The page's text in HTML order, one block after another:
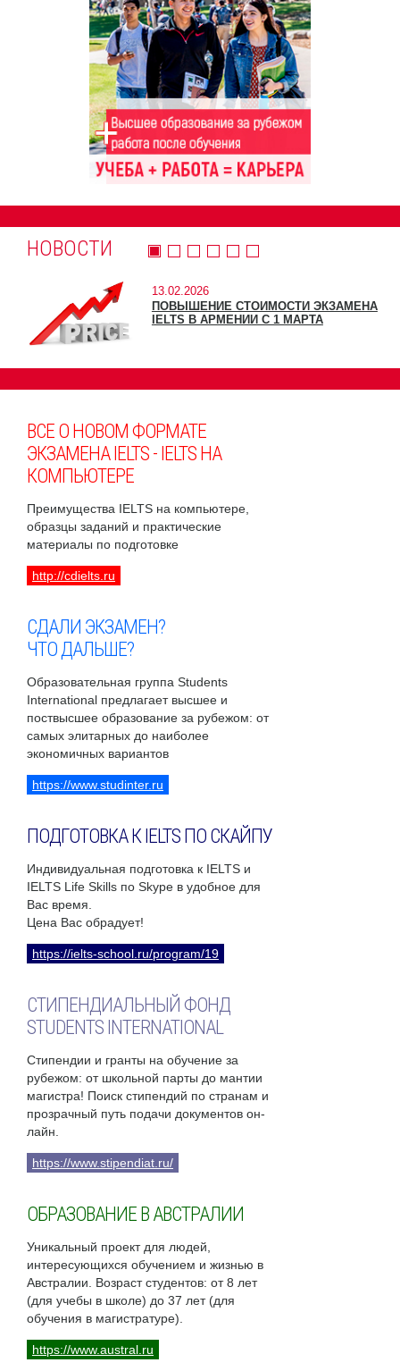
НОВОСТИ
13.02.2026
ПОВЫШЕНИЕ СТОИМОСТИ ЭКЗАМЕНА
IELTS В АРМЕНИИ С 1 МАРТА
ВСЕ О НОВОМ ФОРМАТЕ
ЭКЗАМЕНА IELTS - IELTS НА
КОМПЬЮТЕРЕ
Преимущества IELTS на компьютере,
образцы заданий и практические
материалы по подготовке
http://cdielts.ru
СДАЛИ ЭКЗАМЕН?
ЧТО ДАЛЬШЕ?
Образовательная группа Students
International предлагает высшее и
поствысшее образование за рубежом: от
самых элитарных до наиболее
экономичных вариантов
https://www.studinter.ru
ПОДГОТОВКА К IELTS ПО СКАЙПУ
Индивидуальная подготовка к IELTS и
IELTS Life Skills по Skype в удобное для
Вас время.
Цена Вас обрадует!
https://ielts-school.ru/program/19
СТИПЕНДИАЛЬНЫЙ ФОНД
STUDENTS INTERNATIONAL
Стипендии и гранты на обучение за
рубежом: от школьной парты до мантии
магистра! Поиск стипендий по странам и
прозрачный путь подачи документов он-
лайн.
https://www.stipendiat.ru/
ОБРАЗОВАНИЕ В АВСТРАЛИИ
Уникальный проект для людей,
интересующихся обучением и жизнью в
Австралии. Возраст студентов: от 8 лет
(для учебы в школе) до 37 лет (для
обучения в магистратуре).
https://www.austral.ru